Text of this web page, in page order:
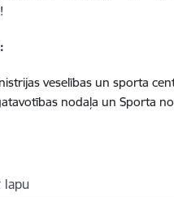
veselības un sporta
nodaļa un Sporta
lapu